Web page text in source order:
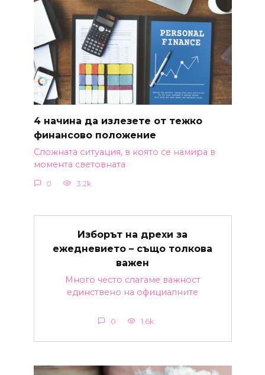
4 начина да излезете от тежко
финансово положение
Сложната ситуация, в която се намира в
момента световната
0 3.2k.
Изборът на дрехи за
ежедневието – също толкова
важен
Много често слагаме важност
единствено на официалните
0 1.6k.